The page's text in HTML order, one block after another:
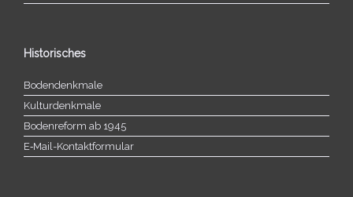
Historisches
Bodendenkmale
Kulturdenkmale
Bodenreform ab 1945
E‑Mail-​​Kontaktformular